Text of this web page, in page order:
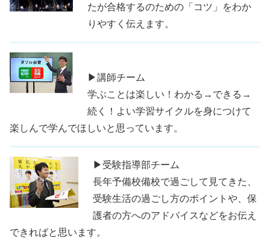
たが合格するのための「コツ」をわか
りやすく伝えます。
▶講師チーム
学ぶことは楽しい！わかる→できる→
続く！よい学習サイクルを身につけて
楽しんで学んでほしいと思っています。
▶受験指導部チーム
長年予備校備校で過ごして見てきた、
受験生活の過ごし方のポイントや、保
護者の方へのアドバイスなどをお伝え
できればと思います。